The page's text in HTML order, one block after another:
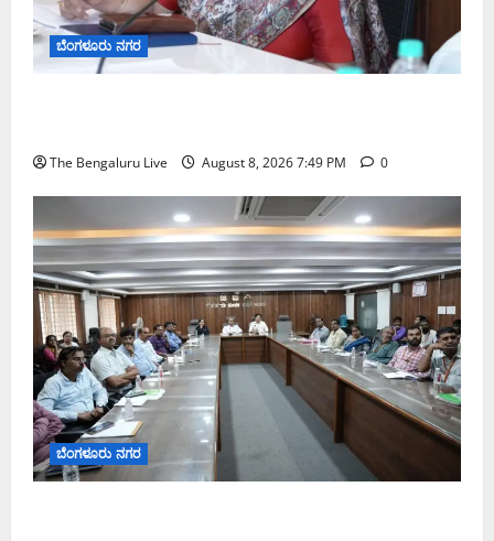
ಬೆಂಗಳೂರು ನಗರ
The Bengaluru Live August 8, 2026 7:49 PM 0
ಬೆಂಗಳೂರು ನಗರ